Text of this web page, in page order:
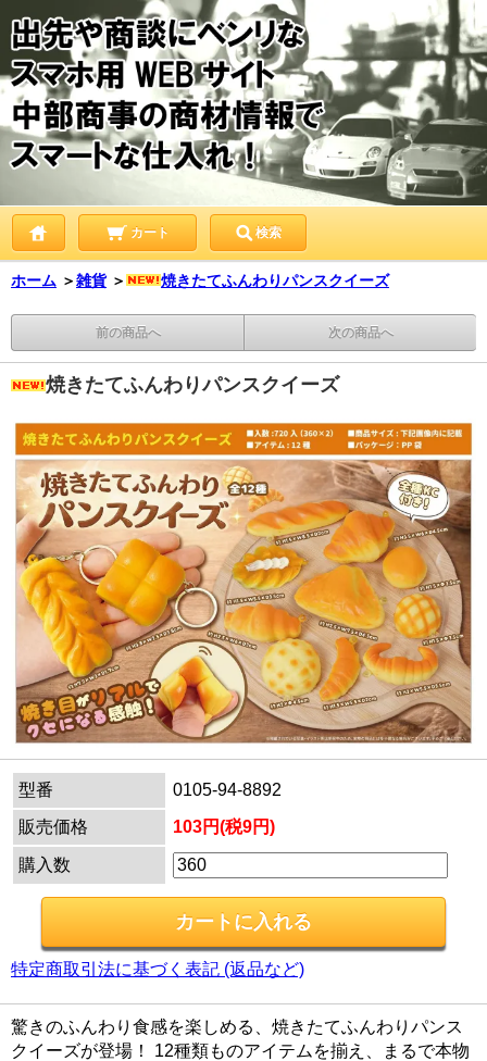
カート 検索
ホーム ＞雑貨 ＞ 焼きたてふんわりパンスクイーズ
前の商品へ 次の商品へ
焼きたてふんわりパンスクイーズ
型番
0105-94-8892
販売価格
103円(税9円)
購入数
特定商取引法に基づく表記 (返品など)
驚きのふんわり食感を楽しめる、焼きたてふんわりパンス
クイーズが登場！ 12種類ものアイテムを揃え、まるで本物